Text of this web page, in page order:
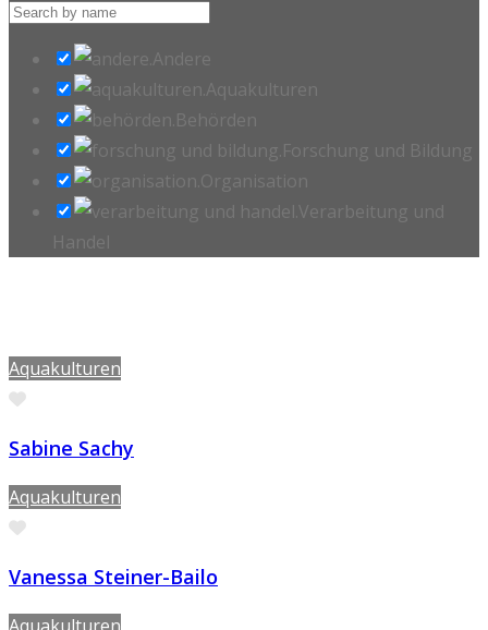
Andere
Aquakulturen
Behörden
Forschung und Bildung
Organisation
Verarbeitung und
Handel
Aquakulturen
Favorite
Sabine Sachy
Aquakulturen
Favorite
Vanessa Steiner-Bailo